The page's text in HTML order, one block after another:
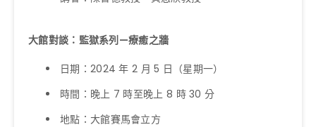
大館對談：監獄系列—療癒之牆
日期：2024 年 2 月 5 日（星期一）
時間：晚上 7 時至晚上 8 時 30 分
地點：大館賽馬會立方